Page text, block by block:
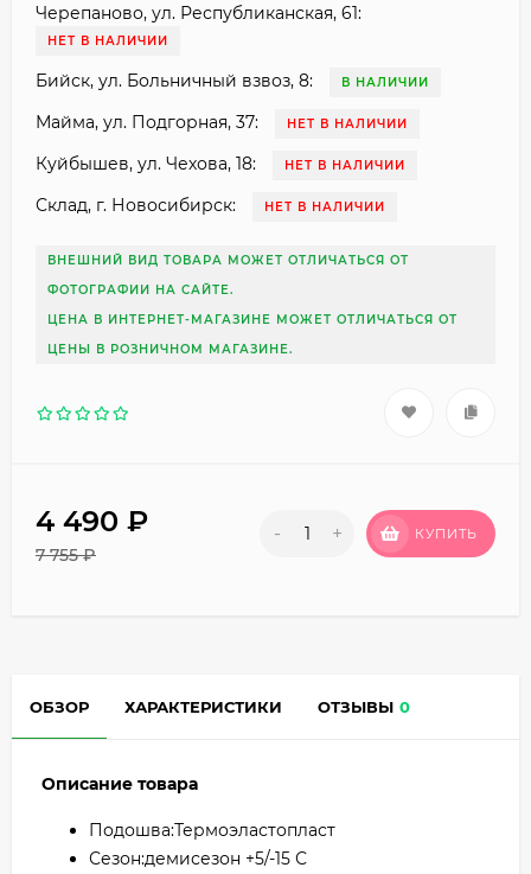
Черепаново, ул. Республиканская, 61:
НЕТ В НАЛИЧИИ
Бийск, ул. Больничный взвоз, 8: В НАЛИЧИИ
Майма, ул. Подгорная, 37: НЕТ В НАЛИЧИИ
Куйбышев, ул. Чехова, 18: НЕТ В НАЛИЧИИ
Склад, г. Новосибирск: НЕТ В НАЛИЧИИ
ВНЕШНИЙ ВИД ТОВАРА МОЖЕТ ОТЛИЧАТЬСЯ ОТ
ФОТОГРАФИИ НА САЙТЕ.
ЦЕНА В ИНТЕРНЕТ-МАГАЗИНЕ МОЖЕТ ОТЛИЧАТЬСЯ ОТ
ЦЕНЫ В РОЗНИЧНОМ МАГАЗИНЕ.
4 490 ₽
7 755₽
- + КУПИТЬ
ОБЗОР ХАРАКТЕРИСТИКИ ОТЗЫВЫ 0
Описание товара
Подошва:Термоэластопласт
Сезон:демисезон +5/-15 С